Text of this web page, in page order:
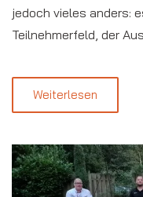
jedoch vieles anders:
Teilnehmerfeld, der
Weiterlesen